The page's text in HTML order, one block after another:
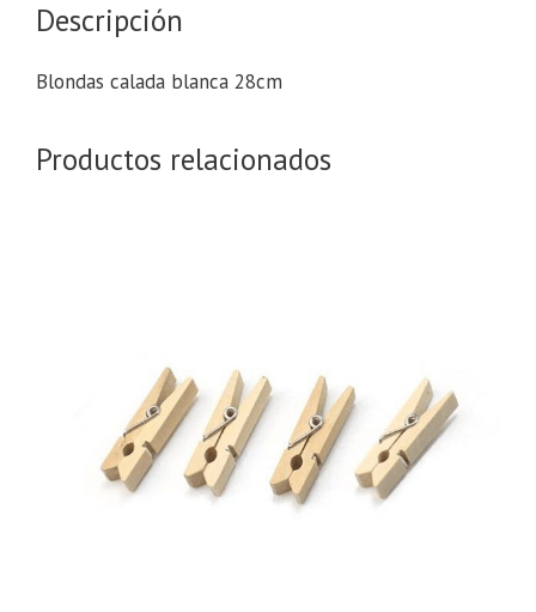
Descripción
Blondas calada blanca 28cm
Productos relacionados